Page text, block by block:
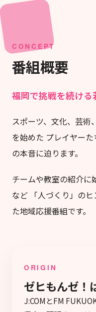
CONCEPT
番組概要
福岡で挑戦を続ける
スポーツ、文化、芸術
を始めた プレイヤー
の本音に迫ります。
チームや教室の紹介に
など 「人づくり」の
た地域応援番組です。
ORIGIN
ゼヒもんゼ！
J:COMとFM